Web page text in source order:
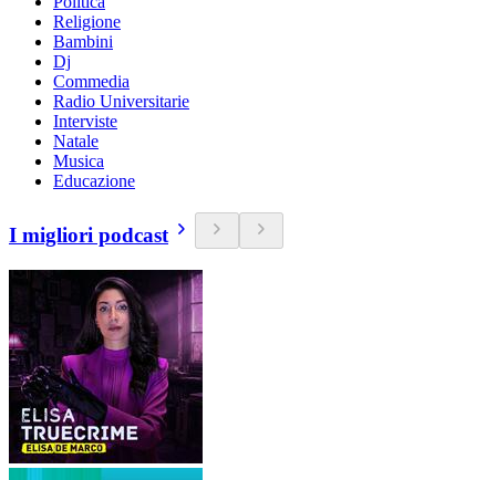
Religione
Bambini
Dj
Commedia
Radio Universitarie
Interviste
Natale
Musica
Educazione
I migliori podcast